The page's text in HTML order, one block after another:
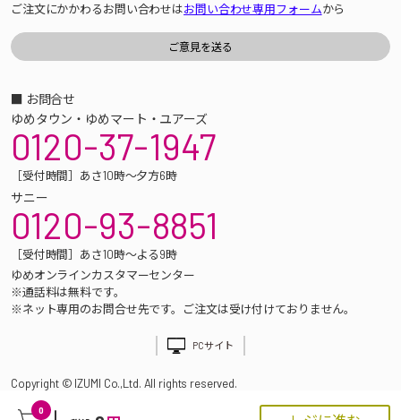
0
ご注文にかかわるお問い合わせはお問い合わせ専用フォームから
■ お問合せ
ゆめタウン・ゆめマート・ユアーズ
0120-37-1947
［受付時間］あさ10時～夕方6時
サニー
0120-93-8851
［受付時間］あさ10時～よる9時
ゆめオンラインカスタマーセンター
※通話料は無料です。
※ネット専用のお問合せ先です。ご注文は受け付けておりません。
PCサイト
Copyright © IZUMI Co.,Ltd. All rights reserved.